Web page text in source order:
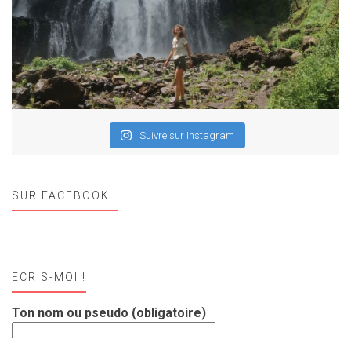
Suivre sur Instagram
SUR FACEBOOK…
ECRIS-MOI !
Ton nom ou pseudo (obligatoire)